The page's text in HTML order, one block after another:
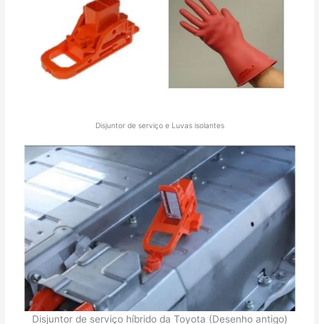
Disjuntor de serviço e Luvas isolantes
Disjuntor de serviço híbrido da Toyota (Desenho antigo)